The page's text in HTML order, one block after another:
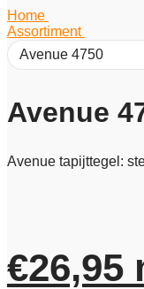
Home
Assortiment
Avenue 4750
Avenue
Avenue tapijttegel:
€26,95